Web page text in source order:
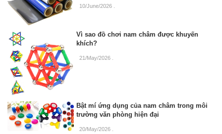
10/June/2026 .
Vì sao đồ chơi nam châm được khuyến
khích?
21/May/2026
Bật mí ứng dụng của nam châm trong môi
trường văn phòng hiện đại
20/May/2026